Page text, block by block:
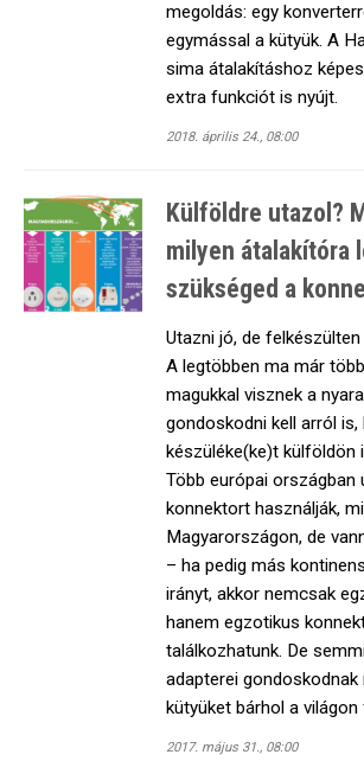
megoldás: egy
egymással a kütyük. A
sima átalakításhoz
extra funkciót is nyújt.
2018. április 24., 08:00
Külföldre utazol?
milyen átalakítóra
szükséged a
Utazni jó, de
A legtöbben ma már
magukkal visznek a
gondoskodni kell arról is,
készüléke(ke)t külföldön
Több európai országban
konnektort használják,
Magyarországon, de
– ha pedig más
irányt, akkor nemcsak
hanem egzotikus
találkozhatunk. De
adapterei gondoskodnak
kütyüket bárhol a
2017. május 31., 08:00